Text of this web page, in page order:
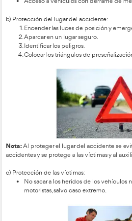
1. Proteger (P):
a) Autoprotección:
Utilizar prendas reflectantes.
Nota:Si existe un riesgo grave, el
considerándose como tal:
Permanencia en la calzada.
Acceso a vehículos en llamas.
Acceso a vehículos con